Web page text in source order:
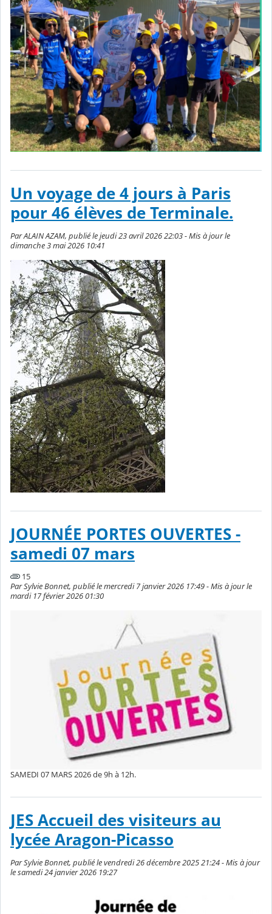
Un voyage de 4 jours à Paris
pour 46 élèves de Terminale.
Par ALAIN AZAM, publié le jeudi 23 avril 2026 22:03 - Mis à jour le
dimanche 3 mai 2026 10:41
JOURNÉE PORTES OUVERTES -
samedi 07 mars
15
Par Sylvie Bonnet, publié le mercredi 7 janvier 2026 17:49 - Mis à jour le
mardi 17 février 2026 01:30
SAMEDI 07 MARS 2026 de 9h à 12h.
JES Accueil des visiteurs au
lycée Aragon-Picasso
Par Sylvie Bonnet, publié le vendredi 26 décembre 2025 21:24 - Mis à jour
le samedi 24 janvier 2026 19:27